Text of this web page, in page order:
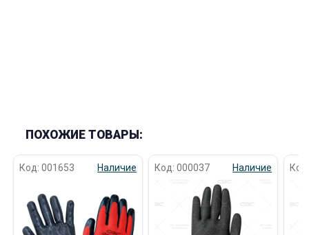
ПОХОЖИЕ ТОВАРЫ:
Код: 001653 Наличие Код: 000037 Наличие